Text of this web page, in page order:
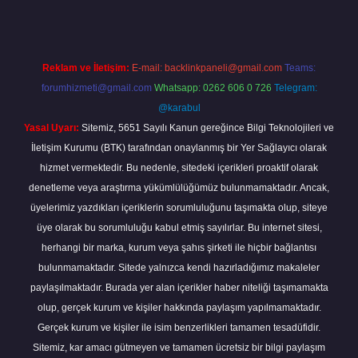
Reklam ve İletişim: E-mail: backlinkpaneli@gmail.com Teams:
forumhizmeti@gmail.com Whatsapp: 0262 606 0 726 Telegram:
@karabul
Yasal Uyarı: Sitemiz, 5651 Sayılı Kanun gereğince Bilgi Teknolojileri ve
İletişim Kurumu (BTK) tarafından onaylanmış bir Yer Sağlayıcı olarak
hizmet vermektedir. Bu nedenle, sitedeki içerikleri proaktif olarak
denetleme veya araştırma yükümlülüğümüz bulunmamaktadır. Ancak,
üyelerimiz yazdıkları içeriklerin sorumluluğunu taşımakta olup, siteye
üye olarak bu sorumluluğu kabul etmiş sayılırlar. Bu internet sitesi,
herhangi bir marka, kurum veya şahıs şirketi ile hiçbir bağlantısı
bulunmamaktadır. Sitede yalnızca kendi hazırladığımız makaleler
paylaşılmaktadır. Burada yer alan içerikler haber niteliği taşımamakta
olup, gerçek kurum ve kişiler hakkında paylaşım yapılmamaktadır.
Gerçek kurum ve kişiler ile isim benzerlikleri tamamen tesadüfidir.
Sitemiz, kar amacı gütmeyen ve tamamen ücretsiz bir bilgi paylaşım